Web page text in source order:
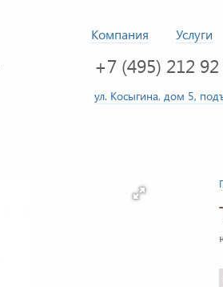
Компания Услуги
+7 (495) 212
ул. Косыгина, дом 5,